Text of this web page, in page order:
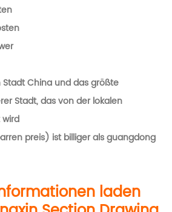
Stadt China und das größte
Stadt, das von der lokalen
preis) ist billiger als guangdong
laden